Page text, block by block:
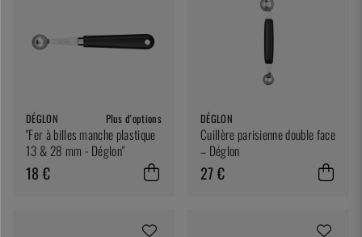
DÉGLON Plus d'options
"Fer à billes manche plastique
13 & 28 mm - Déglon"
18 €
DÉGLON
Cuillère parisienne double face
– Déglon
27 €